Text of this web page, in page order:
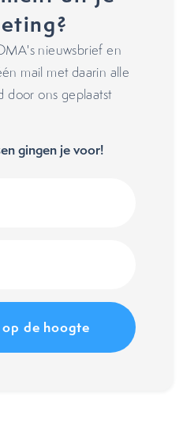
nieuwsbrief en
mail met daarin alle
door ons geplaatst
gingen je voor!